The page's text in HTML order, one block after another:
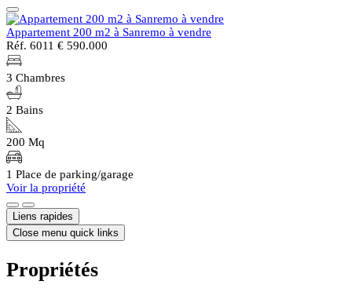
Appartement 200 m2 à Sanremo à vendre
Réf. 6011 € 590.000
3 Chambres
2 Bains
200 Mq
1 Place de parking/garage
Voir la propriété
Liens rapides
Close menu quick links
Propriétés